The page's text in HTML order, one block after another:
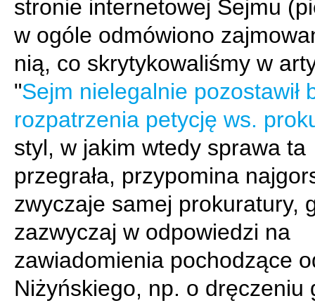
stronie internetowej Sejmu
w ogóle odmówiono
nią, co skrytykowaliśmy w
"Sejm nielegalnie pozostawił
rozpatrzenia petycję ws.
styl, w jakim wtedy sprawa ta
przegrała, przypomina
zwyczaje samej prokuratury,
zazwyczaj w odpowiedzi na
zawiadomienia pochodzące
Niżyńskiego, np. o dręczeniu